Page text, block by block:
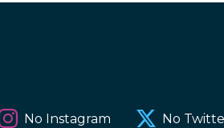
No Instagram No